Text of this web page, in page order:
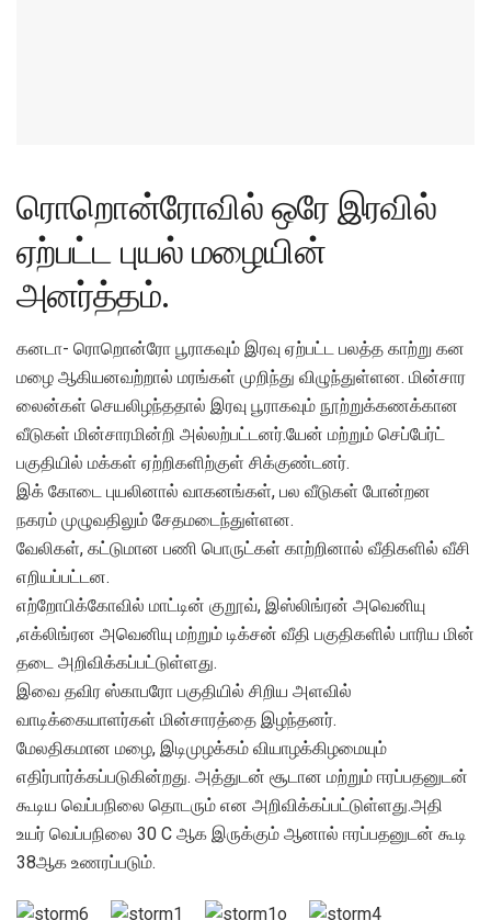
ரொறொன்ரோவில் ஒரே இரவில்
ஏற்பட்ட புயல் மழையின்
அனர்த்தம்.
கனடா- ரொறொன்ரோ பூராகவும் இரவு ஏற்பட்ட பலத்த காற்று கன
மழை ஆகியனவற்றால் மரங்கள் முறிந்து விழுந்துள்ளன. மின்சார
லைன்கள் செயலிழந்ததால் இரவு பூராகவும் நூற்றுக்கணக்கான
வீடுகள் மின்சாரமின்றி அல்லற்பட்டனர்.யேன் மற்றும் செப்பேர்ட்
பகுதியில் மக்கள் ஏற்றிகளிற்குள் சிக்குண்டனர்.
இக் கோடை புயலினால் வாகனங்கள், பல வீடுகள் போன்றன
நகரம் முழுவதிலும் சேதமடைந்துள்ளன.
வேலிகள், கட்டுமான பணி பொருட்கள் காற்றினால் வீதிகளில் வீசி
எறியப்பட்டன.
எற்றோபிக்கோவில் மாட்டின் குறூவ், இஸ்லிங்ரன் அவெனியு
,எக்லிங்ரன அவெனியு மற்றும் டிக்சன் வீதி பகுதிகளில் பாரிய மின்
தடை அறிவிக்கப்பட்டுள்ளது.
இவை தவிர ஸ்காபரோ பகுதியில் சிறிய அளவில்
வாடிக்கையாளர்கள் மின்சாரத்தை இழந்தனர்.
மேலதிகமான மழை, இடிமுழக்கம் வியாழக்கிழமையும்
எதிர்பார்க்கப்படுகின்றது. அத்துடன் சூடான மற்றும் ஈரப்பதனுடன்
கூடிய வெப்பநிலை தொடரும் என அறிவிக்கப்பட்டுள்ளது.அதி
உயர் வெப்பநிலை 30 C ஆக இருக்கும் ஆனால் ஈரப்பதனுடன் கூடி
38ஆக உணரப்படும்.